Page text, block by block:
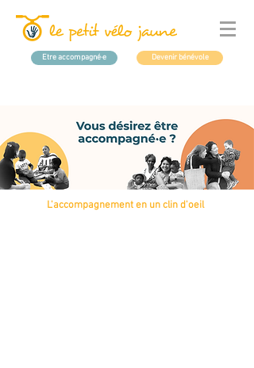
Etre accompagné·e Devenir bénévole
L'accompagnement en un clin d'oeil